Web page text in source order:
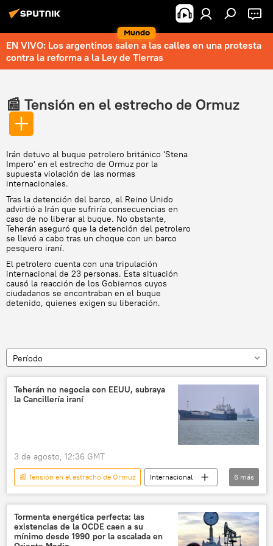
Mundo
EN VIVO: Los argentinos salen a las calles en una protesta
contra la reforma a la Ley de Tierras
📰 Tensión en el estrecho de Ormuz
Irán detuvo al buque petrolero británico 'Stena
Impero' en el estrecho de Ormuz por la
supuesta violación de las normas
internacionales.
Tras la detención del barco, el Reino Unido
advirtió a Irán que sufriría consecuencias en
caso de no liberar al buque. No obstante,
Teherán aseguró que la detención del petrolero
se llevó a cabo tras un choque con un barco
pesquero iraní.
El petrolero cuenta con una tripulación
internacional de 23 personas. Esta situación
causó la reacción de los Gobiernos cuyos
ciudadanos se encontraban en el buque
detenido, quienes exigen su liberación.
Período
Teherán no negocia con EEUU, subraya
la Cancillería iraní
3 de agosto, 12:36 GMT
📰 Tensión en el estrecho de Ormuz
Internacional
Irán
🌍 Oriente Medio
Teherán
EEUU
política Estrecho de Ormuz
6 más
Tormenta energética perfecta: las
existencias de la OCDE caen a su
mínimo desde 1990 por la escalada en